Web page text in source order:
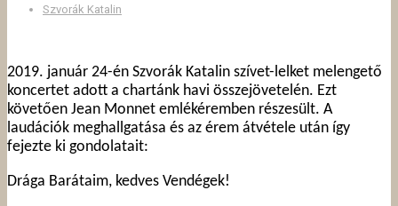
Szvorák Katalin
2019. január 24-én Szvorák Katalin szívet-lelket melengető
koncertet adott a chartánk havi összejövetelén. Ezt
követően Jean Monnet emlékéremben részesült. A
laudációk meghallgatása és az érem átvétele után így
fejezte ki gondolatait:
Drága Barátaim, kedves Vendégek!